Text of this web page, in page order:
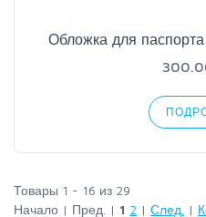
Обложка для
Товары 1 - 16 из 29
Начало | Пред. | 1 2 | След. |